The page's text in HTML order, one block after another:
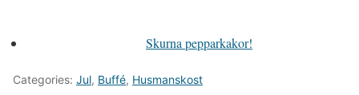
Skurna pepparkakor!
Categories: Jul, Buffé, Husmanskost